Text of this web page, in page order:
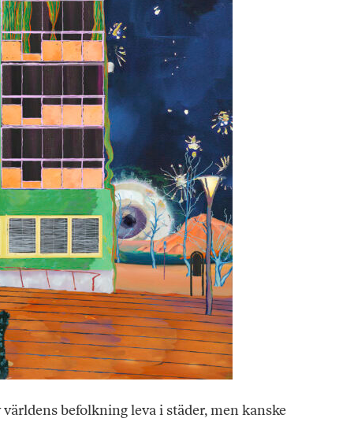
befolkning leva i städer, men kanske